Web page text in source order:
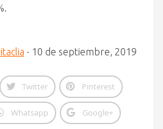
· 10 de septiembre, 2019
Twitter Pinterest
Whatsapp Google+